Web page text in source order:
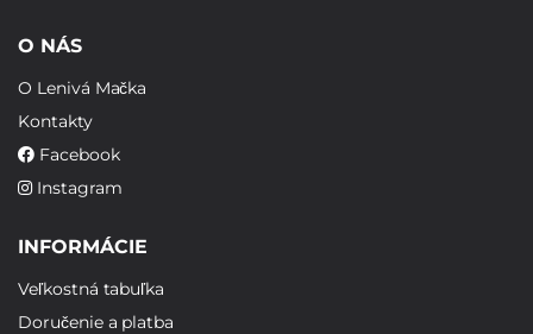
O NÁS
O Lenivá Mačka
Kontakty
Facebook
Instagram
INFORMÁCIE
Veľkostná tabuľka
Doručenie a platba